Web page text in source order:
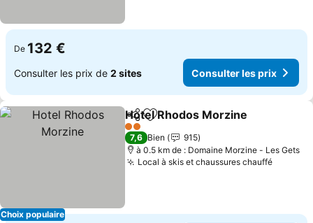
De 132 €
Consulter les prix de 2 sites Consulter les prix
Choix populaire
PartagerAjouter à mes favoris
Hotel Rhodos Morzine
2 Étoiles
7,6 Bien
915
à 0.5 km de : Domaine Morzine - Les Gets
Local à skis et chaussures chauffé